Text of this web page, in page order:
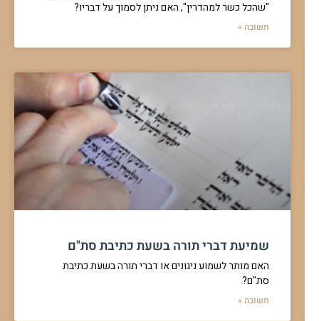
"שהכל כשר למהדרין", האם ניתן לסמוך על דבריו?
תשובה »
שמיעת דברי תורה בשעת כתיבת סת"ם
האם מותר לשמוע ניגונים או דברי תורה בשעת כתיבת
סת"ם?
תשובה »